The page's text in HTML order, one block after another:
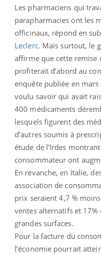
Les pharmaciens qui
parapharmacies ont les
officinaux, répond en
Leclerc. Mais surtout, le
affirme que cette remise
profiterait d’abord au
enquête publiée en mars
voulu savoir qui avait
400 médicaments
lesquels figurent des
d’autres soumis à
étude de l’Irdes
consommateur ont
En revanche, en Italie,
association de
prix seraient 4,7 %
ventes alternatifs et 17%
grandes surfaces.
Pour la facture du
l’économie pourrait